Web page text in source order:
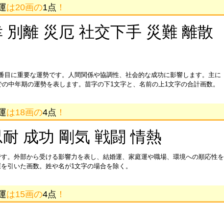
は20画の1点 ！
別離 災厄 社交下手 災難 離散
目に重要な運勢です。人間関係や協調性、社会的な成功に影響します。主に
中年期の運勢を表します。苗字の下1文字と、名前の上1文字の合計画数。
は18画の4点 ！
成功 剛気 戦闘 情熱
。外部から受ける影響力を表し、結婚運、家庭運や職場、環境への順応性を
引いた画数。姓や名が1文字の場合を除く。
は15画の4点 ！